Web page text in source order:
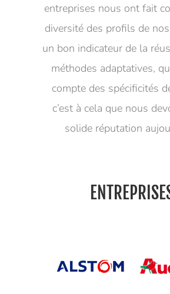
entreprises nous ont fait
diversité des profils de
un bon indicateur de la
méthodes adaptatives,
compte des spécificités
c’est à cela que nous
solide réputation